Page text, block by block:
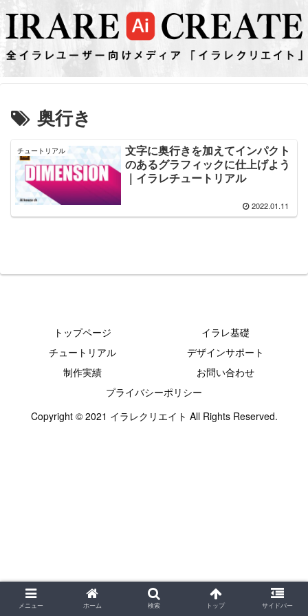
奥行き
チュートリアル
文字に奥行きを加えてインパクト
のあるグラフィックに仕上げよう
｜イラレチュートリアル
2022.01.11
トップページ
イラレ基礎
チュートリアル
デザインサポート
制作実績
お問い合わせ
プライバシーポリシー
Copyright © 2021 イラレクリエイト All Rights Reserved.
メニュー ホーム 検索 トップ サイドバー